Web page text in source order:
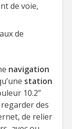
de voie,
de
navigation
station
10.2’’
des
de relier